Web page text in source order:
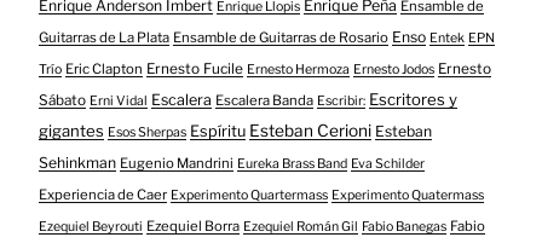
Enrique Anderson Imbert Enrique Llopis Enrique Peña Ensamble de
Guitarras de La Plata Ensamble de Guitarras de Rosario Enso Entek EPN
Trío Eric Clapton Ernesto Fucile Ernesto Hermoza Ernesto Jodos Ernesto
Sábato Erni Vidal Escalera Escalera Banda Escribir: Escritores y
gigantes Esos Sherpas Espíritu Esteban Cerioni Esteban
Sehinkman Eugenio Mandrini Eureka Brass Band Eva Schilder
Experiencia de Caer Experimento Quartermass Experimento Quatermass
Ezequiel Beyrouti Ezequiel Borra Ezequiel Román Gil Fabio Banegas Fabio